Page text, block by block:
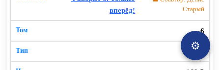
вперёд!
Старый
6
✍️
⚙️